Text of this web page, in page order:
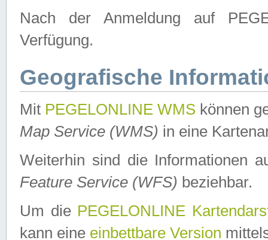
Nach der Anmeldung auf
Verfügung.
Geografische
Mit PEGELONLINE WMS können
Map Service (WMS) in eine
Weiterhin sind die Informationen
Feature Service (WFS) beziehbar.
Um die PEGELONLINE
kann eine einbettbare Version